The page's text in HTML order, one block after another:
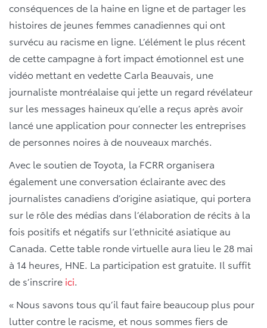
conséquences de la haine en ligne et de partager les
histoires de jeunes femmes canadiennes qui ont
survécu au racisme en ligne. L’élément le plus récent
de cette campagne à fort impact émotionnel est une
vidéo mettant en vedette Carla Beauvais, une
journaliste montréalaise qui jette un regard révélateur
sur les messages haineux qu’elle a reçus après avoir
lancé une application pour connecter les entreprises
de personnes noires à de nouveaux marchés.
Avec le soutien de Toyota, la FCRR organisera
également une conversation éclairante avec des
journalistes canadiens d’origine asiatique, qui portera
sur le rôle des médias dans l’élaboration de récits à la
fois positifs et négatifs sur l’ethnicité asiatique au
Canada. Cette table ronde virtuelle aura lieu le 28 mai
à 14 heures, HNE. La participation est gratuite. Il suffit
de s’inscrire ici.
« Nous savons tous qu’il faut faire beaucoup plus pour
lutter contre le racisme, et nous sommes fiers de